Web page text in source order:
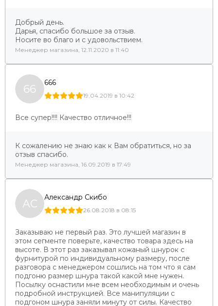
Добрый день.
Дарья, спасибо большое за отзыв.
Носите во благо и с удовольствием.
Менеджер магазина, 12.11.2020 в 11:40
66 666
19.04.2019 в 10:42
Все супер!!!! Качество отличное!!!
К сожалению не знаю как к Вам обратиться, но за
отзыв спасибо.
Менеджер магазина, 16.09.2019 в 17:49
АС Александр Скибо
26.08.2018 в 08:15
Заказываю не первый раз. Это лучшей магазин в
этом сегменте поверьте, качество товара здесь на
высоте. В этот раз заказывал кожаный шнурок с
фурнитурой по индивидуальному размеру, после
разговора с менеджером сошлись на том что я сам
подгоню размер шнура такой какой мне нужен.
Посылку оснастили мне всем необходимым и очень
подробной инструкцией. Все манипуляции с
подгоном шнура заняли минуту от силы. Качество